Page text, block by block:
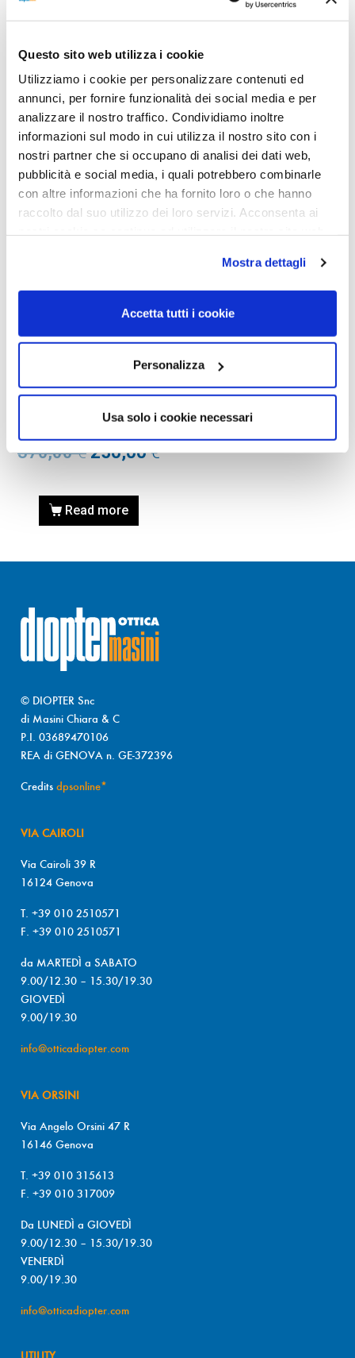
Questo sito web utilizza i cookie
Utilizziamo i cookie per personalizzare contenuti ed
annunci, per fornire funzionalità dei social media e per
analizzare il nostro traffico. Condividiamo inoltre
informazioni sul modo in cui utilizza il nostro sito con i
nostri partner che si occupano di analisi dei dati web,
pubblicità e social media, i quali potrebbero combinarle
con altre informazioni che ha fornito loro o che hanno
raccolto dal suo utilizzo dei loro servizi. Acconsenta ai
Mostra dettagli
Accetta tutti i cookie
Personalizza
Usa solo i cookie necessari
nostro negozio non saranno disponibili per la
da OTTICA DIOPTER
Showing the single result
OCCHIALI DA SOLE
OCCHIALE DA SOLE PRADA
0PR 09ZS – 1AB5S0 Nero –
Calibro 54
370,00€ 250,00€
Read more
© DIOPTER Snc
di Masini Chiara & C
P.I. 03689470106
REA di GENOVA n. GE-372396
Credits dpsonline*
VIA CAIROLI
Via Cairoli 39 R
16124 Genova
T. +39 010 2510571
F. +39 010 2510571
da MARTEDÌ a SABATO
9.00/12.30 – 15.30/19.30
GIOVEDÌ
9.00/19.30
info@otticadiopter.com
VIA ORSINI
Via Angelo Orsini 47 R
16146 Genova
T. +39 010 315613
F. +39 010 317009
Da LUNEDÌ a GIOVEDÌ
9.00/12.30 – 15.30/19.30
VENERDÌ
9.00/19.30
info@otticadiopter.com